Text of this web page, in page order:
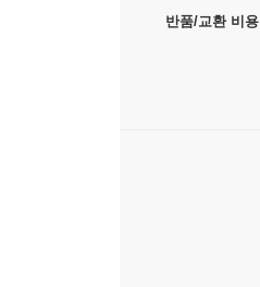
반품/교환 비용